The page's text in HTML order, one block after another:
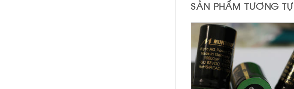
SẢN PHẨM TƯƠNG TỰ